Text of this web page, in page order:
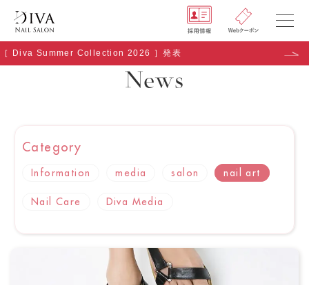
NEWS
RECRUIT
［ Diva Summer Collection 2026 ］発表
News
Category
Information media salon nail art
Nail Care Diva Media